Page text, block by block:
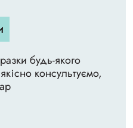
будь-якого
консультуємо,